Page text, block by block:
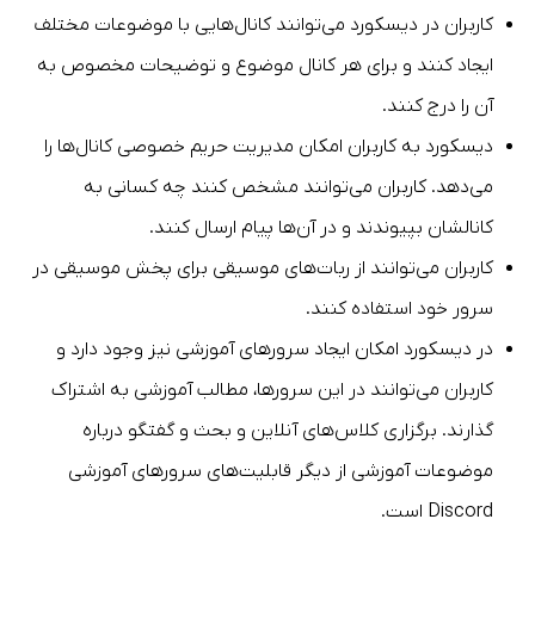
کاربران در دیسکورد می‌توانند کانال‌هایی با موضوعات مختلف
ایجاد کنند و برای هر کانال موضوع و توضیحات مخصوص به
آن را درج کنند.
دیسکورد به کاربران امکان مدیریت حریم خصوصی کانال‌ها را
می‌دهد. کاربران می‌توانند مشخص کنند چه کسانی به
کانالشان بپیوندند و در آن‌ها پیام ارسال کنند.
کاربران می‌توانند از ربات‌های موسیقی برای پخش موسیقی در
سرور خود استفاده کنند.
در دیسکورد امکان ایجاد سرورهای آموزشی نیز وجود دارد و
کاربران می‌توانند در این سرورها، مطالب آموزشی به اشتراک
گذارند. برگزاری کلاس‌های آنلاین و بحث و گفتگو درباره
موضوعات آموزشی از دیگر قابلیت‌های سرورهای آموزشی
Discord است.